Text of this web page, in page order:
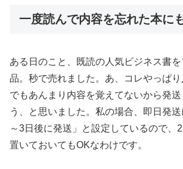
一度読んで内容を忘れた本に
ある日のこと、既読の人気ビジネス書
品。秒で売れました。あ、コレやっぱり
でもあんまり内容を覚えてないから発
う、と思いました。私の場合、即日発
～3日後に発送」と設定しているので、
置いておいてもOKなわけです。